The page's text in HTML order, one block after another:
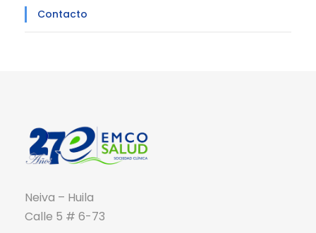
Contacto
Neiva – Huila
Calle 5 # 6-73